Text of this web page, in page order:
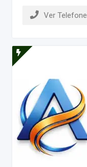
Ver Telefone